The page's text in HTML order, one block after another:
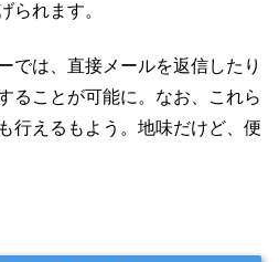
られます。
では、直接メールを返信したり
ることが可能に。なお、これら
行えるもよう。地味だけど、便